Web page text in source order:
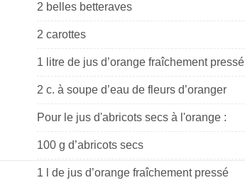
2 belles betteraves
2 carottes
1 litre de jus d’orange fraîchement pressé
2 c. à soupe d’eau de fleurs d’oranger
Pour le jus d'abricots secs à l'orange :
100 g d’abricots secs
1 l de jus d’orange fraîchement pressé